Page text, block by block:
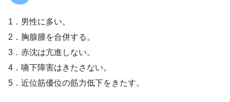
1．男性に多い。
2．胸腺腫を合併する。
3．赤沈は亢進しない。
4．嚥下障害はきたさない。
5．近位筋優位の筋力低下をきたす。